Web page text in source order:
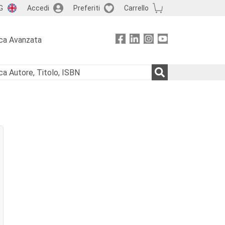
Accedi Preferiti Carrello
Avanzata